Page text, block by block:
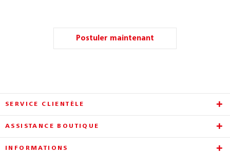
Postuler maintenant
SERVICE CLIENTÈLE
ASSISTANCE BOUTIQUE
INFORMATIONS